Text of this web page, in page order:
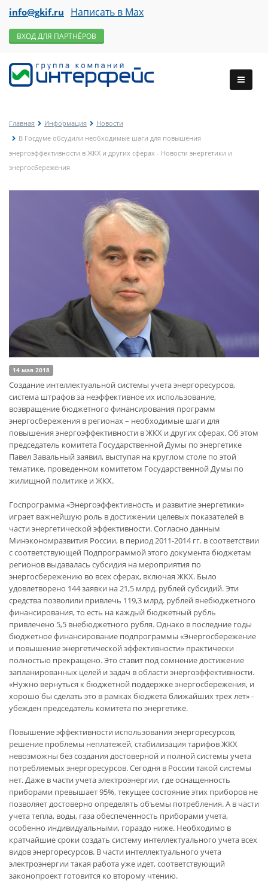
info@gkif.ru Написать в Max
ВХОД ДЛЯ ПАРТНЁРОВ
Главная Информация
Новости
В Госдуме обсудили необходимые шаги для повышения
энергоэффективности в ЖКХ и других сферах - Новости энергетики и
энергосбережения
14 мая 2018
Создание интеллектуальной системы учета энергоресурсов,
система штрафов за неэффективное их использование,
возвращение бюджетного финансирования программ
энергосбережения в регионах – необходимые шаги для
повышения энергоэффективности в ЖКХ и других сферах. Об этом
председатель комитета Государственной Думы по энергетике
Павел Завальный заявил, выступая на круглом столе по этой
тематике, проведенном комитетом Государственной Думы по
жилищной политике и ЖКХ.
Госпрограмма «Энергоэффективность и развитие энергетики»
играет важнейшую роль в достижении целевых показателей в
части энергетической эффективности. Согласно данным
Минэкономразвития России, в период 2011-2014 гг. в соответствии
с соответствующей Подпрограммой этого документа бюджетам
регионов выдавалась субсидия на мероприятия по
энергосбережению во всех сферах, включая ЖКХ. Было
удовлетворено 144 заявки на 21,5 млрд. рублей субсидий. Эти
средства позволили привлечь 119,3 млрд. рублей внебюджетного
финансирования, то есть на каждый бюджетный рубль
привлечено 5,5 внебюджетного рубля. Однако в последние годы
бюджетное финансирование подпрограммы «Энергосбережение
и повышение энергетической эффективности» практически
полностью прекращено. Это ставит под сомнение достижение
запланированных целей и задач в области энергоэффективности.
«Нужно вернуться к бюджетной поддержке энергосбережения, и
хорошо бы сделать это в рамках бюджета ближайших трех лет» -
убежден председатель комитета по энергетике.
Повышение эффективности использования энергоресурсов,
решение проблемы неплатежей, стабилизация тарифов ЖКХ
невозможны без создания достоверной и полной системы учета
потребляемых энергоресурсов. Сегодня в России такой системы
нет. Даже в части учета электроэнергии, где оснащенность
приборами превышает 95%, текущее состояние этих приборов не
позволяет достоверно определять объемы потребления. А в части
учета тепла, воды, газа обеспеченность приборами учета,
особенно индивидуальными, гораздо ниже. Необходимо в
кратчайшие сроки создать систему интеллектуального учета всех
видов энергоресурсов. В части интеллектуального учета
электроэнергии такая работа уже идет, соответствующий
законопроект готовится ко второму чтению.